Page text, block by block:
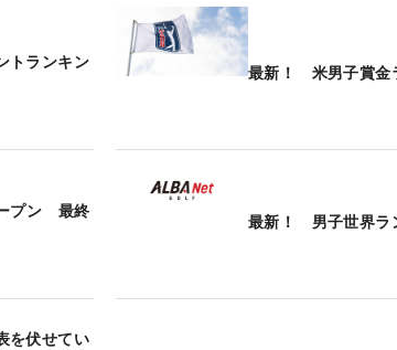
トランキン
最新！ 米男子賞金
プン 最終
最新！ 男子世界ラ
を伏せてい